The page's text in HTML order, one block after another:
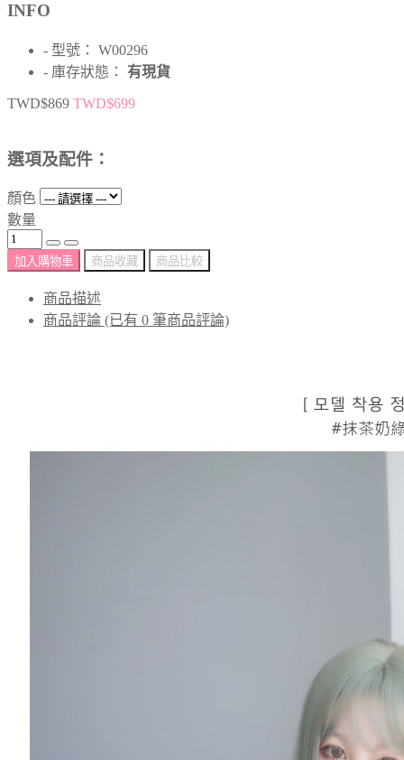
INFO
- 型號： W00296
- 庫存狀態：
有現貨
TWD$869 TWD$699
選項及配件：
顏色
數量
加入購物車 商品收藏 商品比較
商品描述
商品評論 (已有 0 筆商品評論)